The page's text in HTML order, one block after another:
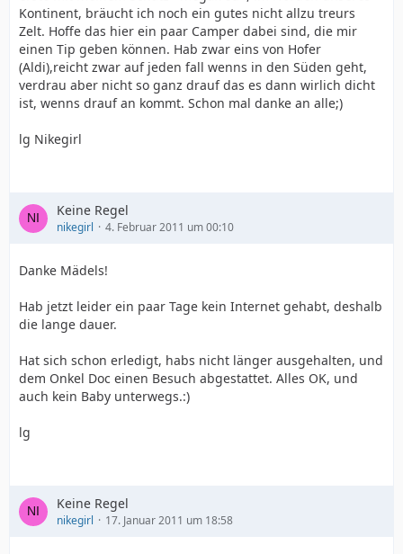
Kontinent, bräucht ich noch ein gutes nicht allzu treurs
Zelt. Hoffe das hier ein paar Camper dabei sind, die mir
einen Tip geben können. Hab zwar eins von Hofer
(Aldi),reicht zwar auf jeden fall wenns in den Süden geht,
verdrau aber nicht so ganz drauf das es dann wirlich dicht
ist, wenns drauf an kommt. Schon mal danke an alle;)
lg Nikegirl
Keine Regel
nikegirl 4. Februar 2011 um 00:10
Danke Mädels!
Hab jetzt leider ein paar Tage kein Internet gehabt, deshalb
die lange dauer.
Hat sich schon erledigt, habs nicht länger ausgehalten, und
dem Onkel Doc einen Besuch abgestattet. Alles OK, und
auch kein Baby unterwegs.:)
lg
Keine Regel
nikegirl 17. Januar 2011 um 18:58